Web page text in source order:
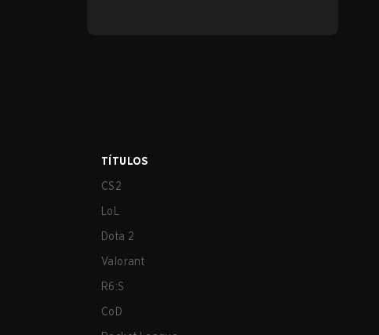
TÍTULOS
CS2
LoL
Dota 2
Valorant
R6:S
CoD